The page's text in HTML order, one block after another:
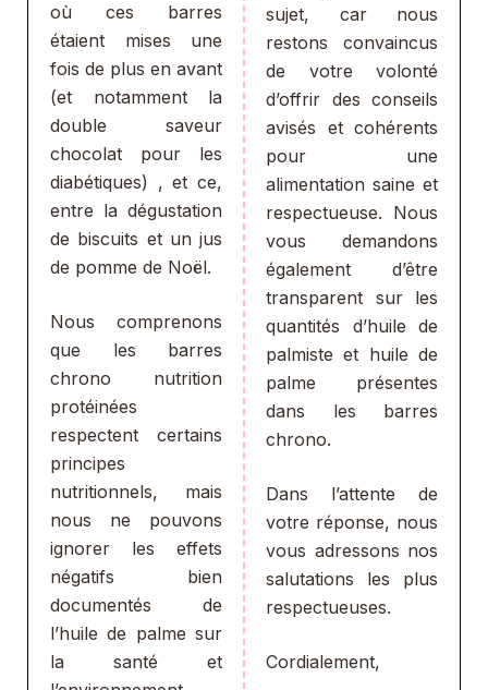
où ces barres
étaient mises une
fois de plus en avant
(et notamment la
double saveur
chocolat pour les
diabétiques) , et ce,
entre la dégustation
de biscuits et un jus
de pomme de Noël.
Nous comprenons
que les barres
chrono nutrition
protéinées
respectent certains
principes
nutritionnels, mais
nous ne pouvons
ignorer les effets
négatifs bien
documentés de
l’huile de palme sur
la santé et
sujet, car nous
restons convaincus
de votre volonté
d’offrir des conseils
avisés et cohérents
pour une
alimentation saine et
respectueuse. Nous
vous demandons
également d’être
transparent sur les
quantités d’huile de
palmiste et huile de
palme présentes
dans les barres
chrono.
Dans l’attente de
votre réponse, nous
vous adressons nos
salutations les plus
respectueuses.
Cordialement,